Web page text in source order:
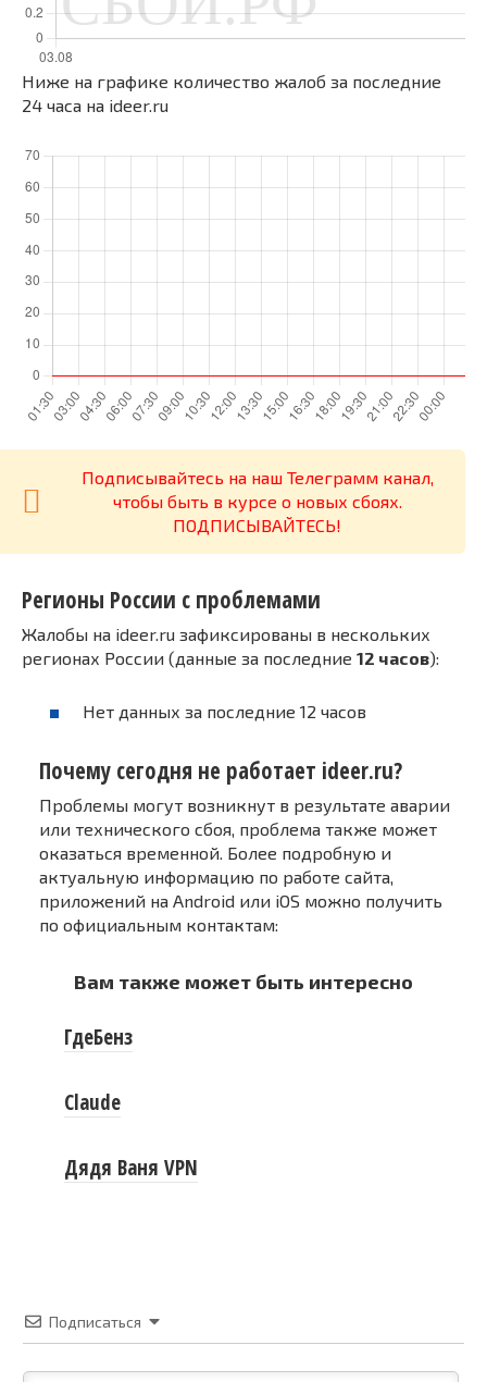
Ниже на графике количество жалоб за последние
24 часа на ideer.ru
Подписывайтесь на наш Телеграмм канал,
чтобы быть в курсе о новых сбоях.
ПОДПИСЫВАЙТЕСЬ!
Регионы России с проблемами
Жалобы на ideer.ru зафиксированы в нескольких
регионах России (данные за последние 12 часов):
Нет данных за последние 12 часов
Почему сегодня не работает ideer.ru?
Проблемы могут возникнут в результате аварии
или технического сбоя, проблема также может
оказаться временной. Более подробную и
актуальную информацию по работе сайта,
приложений на Android или iOS можно получить
по официальным контактам:
Вам также может быть интересно
ГдеБенз
Claude
Дядя Ваня VPN
Подписаться